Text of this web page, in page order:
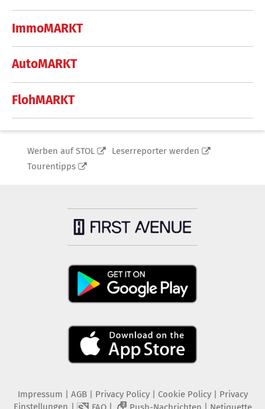
ImmoMARKT
AutoMARKT
FlohMARKT
Werben auf STOL
Leserreporter werden
Tourentipps
Impressum AGB Privacy Policy| Cookie Policy| Privacy
2